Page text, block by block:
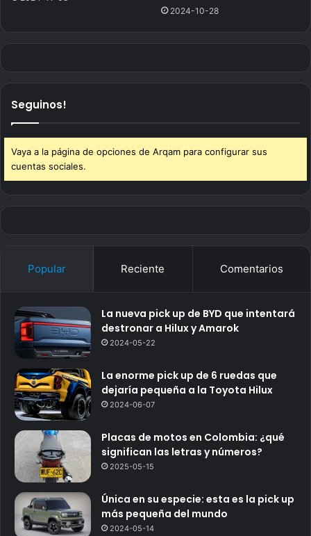
2024-10-28
Seguinos!
Vaya a la página de opciones de Arqam para configurar sus
cuentas sociales.
Popular Reciente Comentarios
La nueva pick up de BYD que intentará
destronar a Hilux y Amarok
2024-05-22
La enorme pick up de 6 ruedas que
dejaría pequeña a la Toyota Hilux
2024-06-07
Placas de motos en Colombia: ¿qué
significan las letras y números?
2025-05-15
Única en su especie: esta es la pick up
más pequeña del mundo
2024-05-14